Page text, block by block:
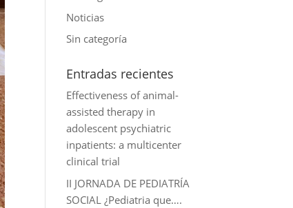
Noticias
Sin categoría
Entradas recientes
Effectiveness of animal-
assisted therapy in
adolescent psychiatric
inpatients: a multicenter
clinical trial
II JORNADA DE PEDIATRÍA
SOCIAL ¿Pediatria que….